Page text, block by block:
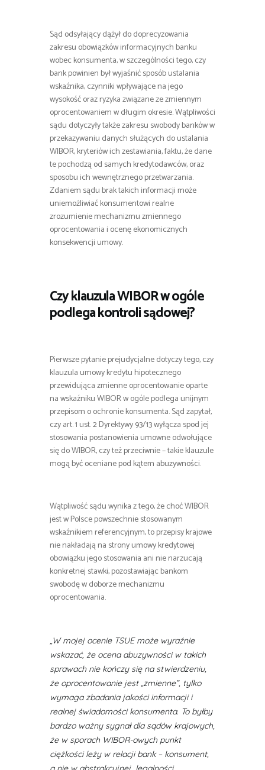
Sąd odsyłający dążył do doprecyzowania
zakresu obowiązków informacyjnych banku
wobec konsumenta, w szczególności tego, czy
bank powinien był wyjaśnić sposób ustalania
wskaźnika, czynniki wpływające na jego
wysokość oraz ryzyka związane ze zmiennym
oprocentowaniem w długim okresie. Wątpliwości
sądu dotyczyły także zakresu swobody banków w
przekazywaniu danych służących do ustalania
WIBOR, kryteriów ich zestawiania, faktu, że dane
te pochodzą od samych kredytodawców, oraz
sposobu ich wewnętrznego przetwarzania.
Zdaniem sądu brak takich informacji może
uniemożliwiać konsumentowi realne
zrozumienie mechanizmu zmiennego
oprocentowania i ocenę ekonomicznych
konsekwencji umowy.
Czy klauzula WIBOR w ogóle
podlega kontroli sądowej?
Pierwsze pytanie prejudycjalne dotyczy tego, czy
klauzula umowy kredytu hipotecznego
przewidująca zmienne oprocentowanie oparte
na wskaźniku WIBOR w ogóle podlega unijnym
przepisom o ochronie konsumenta. Sąd zapytał,
czy art. 1 ust. 2 Dyrektywy 93/13 wyłącza spod jej
stosowania postanowienia umowne odwołujące
się do WIBOR, czy też przeciwnie – takie klauzule
mogą być oceniane pod kątem abuzywności.
Wątpliwość sądu wynika z tego, że choć WIBOR
jest w Polsce powszechnie stosowanym
wskaźnikiem referencyjnym, to przepisy krajowe
nie nakładają na strony umowy kredytowej
obowiązku jego stosowania ani nie narzucają
konkretnej stawki, pozostawiając bankom
swobodę w doborze mechanizmu
oprocentowania.
„W mojej ocenie TSUE może wyraźnie
wskazać, że ocena abuzywności w takich
sprawach nie kończy się na stwierdzeniu,
że oprocentowanie jest „zmienne”, tylko
wymaga zbadania jakości informacji i
realnej świadomości konsumenta. To byłby
bardzo ważny sygnał dla sądów krajowych,
że w sporach WIBOR-owych punkt
ciężkości leży w relacji bank – konsument,